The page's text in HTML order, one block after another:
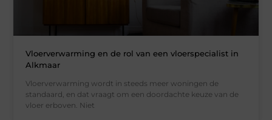
Vloerverwarming en de rol van een vloerspecialist in
Alkmaar
Vloerverwarming wordt in steeds meer woningen de
standaard, en dat vraagt om een doordachte keuze van de
vloer erboven. Niet